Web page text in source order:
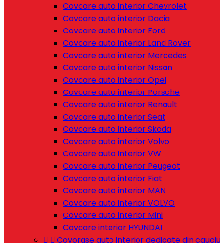
Covoare auto interior Chevrolet
Covoare auto interior Dacia
Covoare auto interior Ford
Covoare auto interior Land Rover
Covoare auto interior Mercedes
Covoare auto interior Nissan
Covoare auto interior Opel
Covoare auto interior Porsche
Covoare auto interior Renault
Covoare auto interior Seat
Covoare auto interior Skoda
Covoare auto interior Volvo
Covoare auto interior VW
Covoare auto interior Peugeot
Covoare auto interior Fiat
Covoare auto interior MAN
Covoare auto interior VOLVO
Covoare auto interior Mini
Covoare interior HYUNDAI
  Covorase auto interior dedicate din